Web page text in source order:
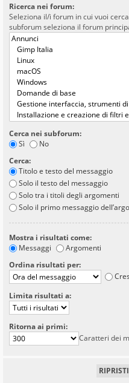
Ricerca nei forum:
Seleziona il/i forum in cui vuoi
subforum seleziona il forum
Cerca nei subforum:
Sì
No
Cerca:
Titolo e testo del messaggio
Solo il testo del messaggio
Solo tra i titoli degli argomenti
Solo il primo messaggio
Mostra i risultati come:
Messaggi
Argomenti
Ordina risultati per:
Limita risultati a:
Ritorna ai primi:
Caratteri dei